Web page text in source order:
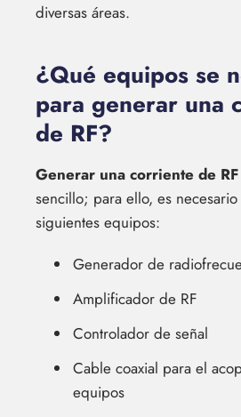
diversas áreas.
¿Qué equipos se
para generar una
de RF?
Generar una corriente de RF
sencillo; para ello, es
siguientes equipos:
Generador de
Amplificador de RF
Controlador de señal
Cable coaxial para el
equipos